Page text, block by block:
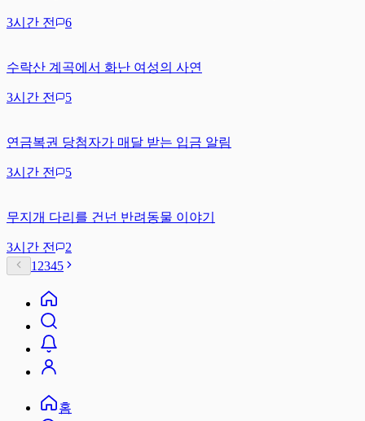
3시간 전 6
수락산 계곡에서 화난 여성의 사연
3시간 전 5
연금복권 당첨자가 매달 받는 입금 알림
3시간 전 5
무지개 다리를 건넌 반려동물 이야기
3시간 전
2
1 2345
홈